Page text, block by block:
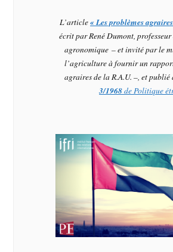
L’article«Les problèmes
écrit par René Dumont,
agronomique – et invité par le
l’agriculture à fournir un
agraires de la R.A.U. –, et publié
3/1968de Politique